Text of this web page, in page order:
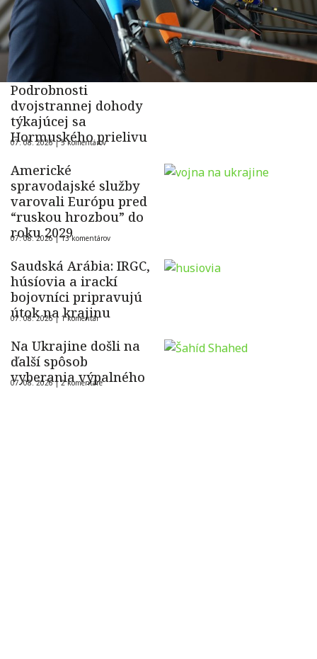
Podrobnosti
dvojstrannej dohody
týkajúcej sa
Hormuského prielivu
07. 08. 2026 |5 komentárov
Americké
spravodajské služby
varovali Európu pred
“ruskou hrozbou” do
roku 2029
07. 08. 2026 |13 komentárov
Saudská Arábia: IRGC,
húsíovia a irackí
bojovníci pripravujú
útok na krajinu
07. 08. 2026 | 1 komentár
Na Ukrajine došli na
ďalší spôsob
vyberania výpalného
07. 08. 2026 |2 komentáre